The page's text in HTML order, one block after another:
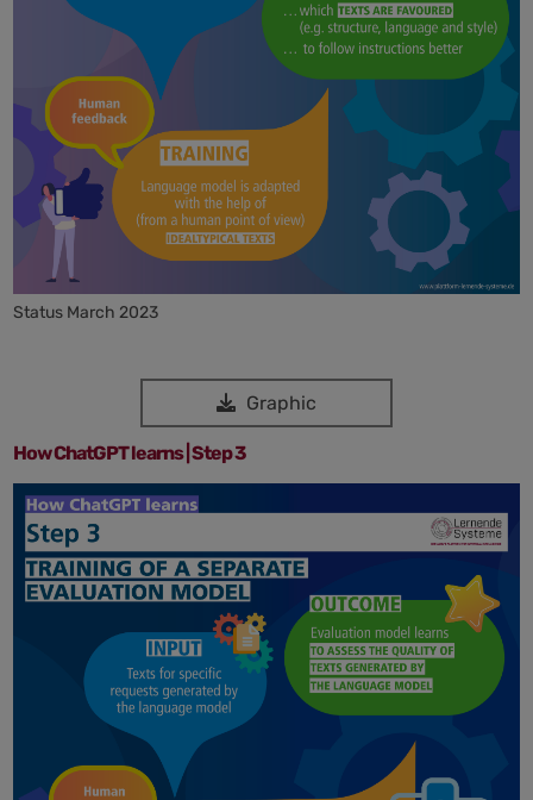
Status March 2023
Graphic
How ChatGPT learns | Step 3